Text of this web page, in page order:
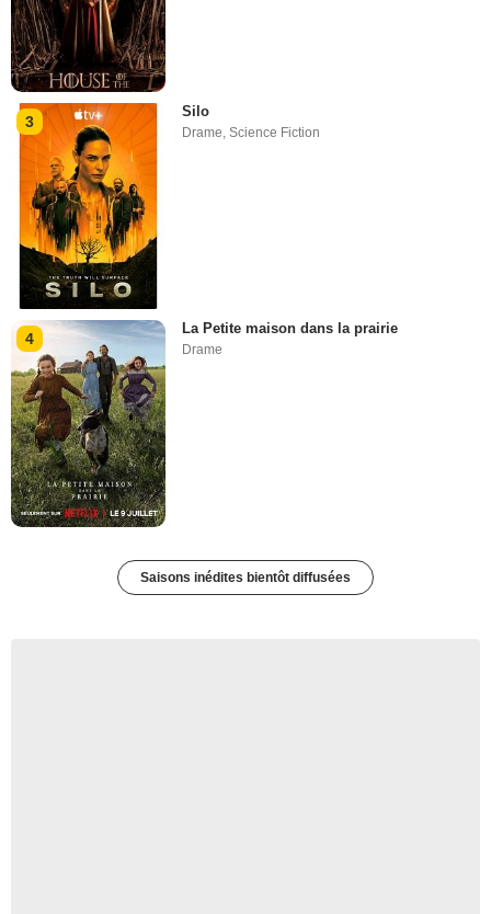
3
Silo
Drame,Science Fiction
4
La Petite maison dans la prairie
Drame
Saisons inédites bientôt diffusées